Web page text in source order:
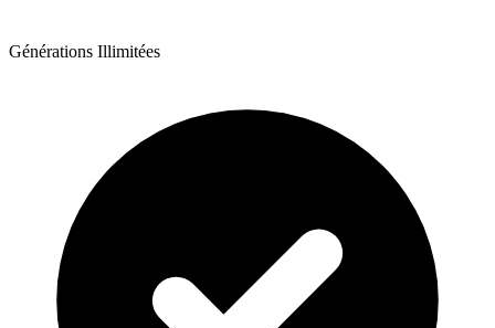
Générations Illimitées